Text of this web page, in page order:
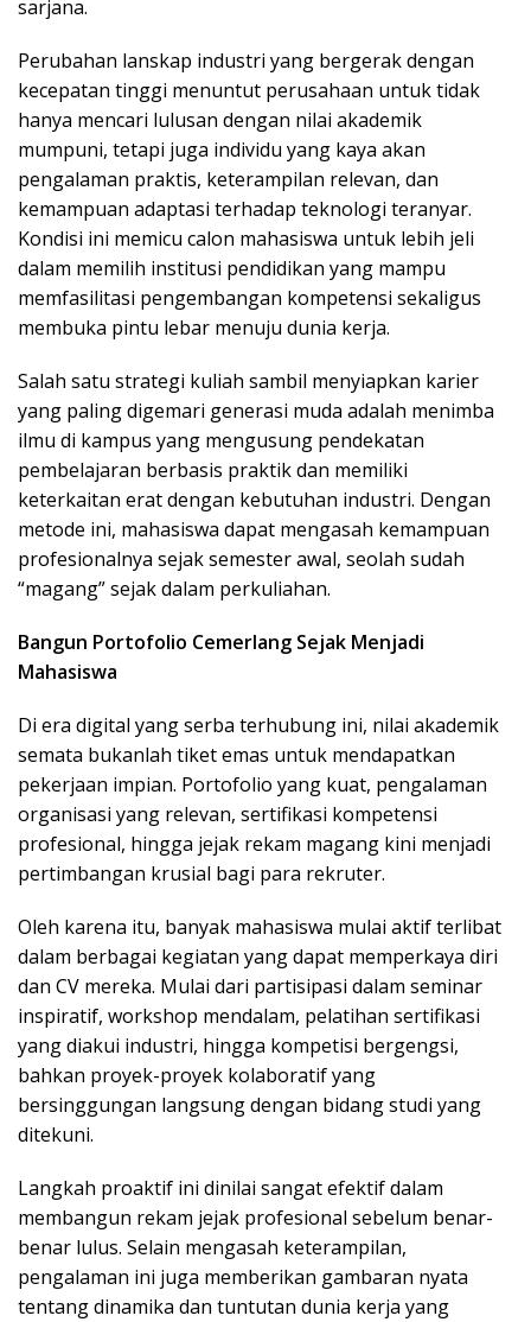
sarjana.
Perubahan lanskap industri yang bergerak dengan
kecepatan tinggi menuntut perusahaan untuk tidak
hanya mencari lulusan dengan nilai akademik
mumpuni, tetapi juga individu yang kaya akan
pengalaman praktis, keterampilan relevan, dan
kemampuan adaptasi terhadap teknologi teranyar.
Kondisi ini memicu calon mahasiswa untuk lebih jeli
dalam memilih institusi pendidikan yang mampu
memfasilitasi pengembangan kompetensi sekaligus
membuka pintu lebar menuju dunia kerja.
Salah satu strategi kuliah sambil menyiapkan karier
yang paling digemari generasi muda adalah menimba
ilmu di kampus yang mengusung pendekatan
pembelajaran berbasis praktik dan memiliki
keterkaitan erat dengan kebutuhan industri. Dengan
metode ini, mahasiswa dapat mengasah kemampuan
profesionalnya sejak semester awal, seolah sudah
“magang” sejak dalam perkuliahan.
Bangun Portofolio Cemerlang Sejak Menjadi
Mahasiswa
Di era digital yang serba terhubung ini, nilai akademik
semata bukanlah tiket emas untuk mendapatkan
pekerjaan impian. Portofolio yang kuat, pengalaman
organisasi yang relevan, sertifikasi kompetensi
profesional, hingga jejak rekam magang kini menjadi
pertimbangan krusial bagi para rekruter.
Oleh karena itu, banyak mahasiswa mulai aktif terlibat
dalam berbagai kegiatan yang dapat memperkaya diri
dan CV mereka. Mulai dari partisipasi dalam seminar
inspiratif, workshop mendalam, pelatihan sertifikasi
yang diakui industri, hingga kompetisi bergengsi,
bahkan proyek-proyek kolaboratif yang
bersinggungan langsung dengan bidang studi yang
ditekuni.
Langkah proaktif ini dinilai sangat efektif dalam
membangun rekam jejak profesional sebelum benar-
benar lulus. Selain mengasah keterampilan,
pengalaman ini juga memberikan gambaran nyata
tentang dinamika dan tuntutan dunia kerja yang